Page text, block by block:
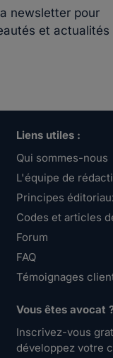
newsletter pour
et actualités
Liens utiles :
Qui sommes-nous
L'équipe de
Principes
Codes et articles
Forum
FAQ
Témoignages
Vous êtes avocat
Inscrivez-vous
développez votre